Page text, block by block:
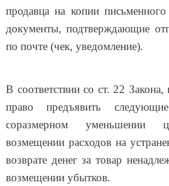
продавца на копии
документы, подтверждающие
по почте (чек, уведомление).
В соответствии со ст. 22 Закона,
право предъявить
соразмерном
возмещении расходов на
возврате денег за товар
возмещении убытков.